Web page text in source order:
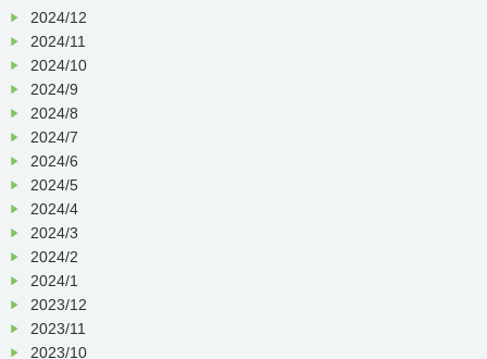
2024/12
2024/11
2024/10
2024/9
2024/8
2024/7
2024/6
2024/5
2024/4
2024/3
2024/2
2024/1
2023/12
2023/11
2023/10